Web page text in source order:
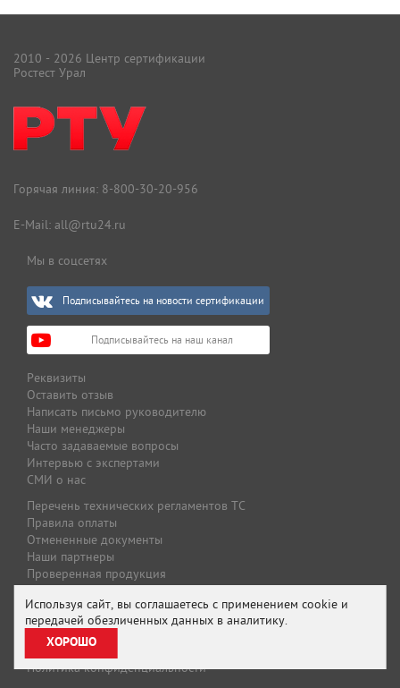
2010 - 2026 Центр сертификации
Ростест Урал
Горячая линия: 8-800-30-20-956
E-Mail: all@rtu24.ru
Мы в соцсетях
Подписывайтесь на новости сертификации
Подписывайтесь на наш канал
Реквизиты
Оставить отзыв
Написать письмо руководителю
Наши менеджеры
Часто задаваемые вопросы
Интервью с экспертами
СМИ о нас
Перечень технических регламентов ТС
Правила оплаты
Отмененные документы
Наши партнеры
Проверенная продукция
Оплата и доставка
Специальные предложения
Предложение для партнеров
Подписаться на рассылку
Политика конфиденциальности
Используя сайт, вы соглашаетесь с применением cookie и
передачей обезличенных данных в аналитику.
ХОРОШО